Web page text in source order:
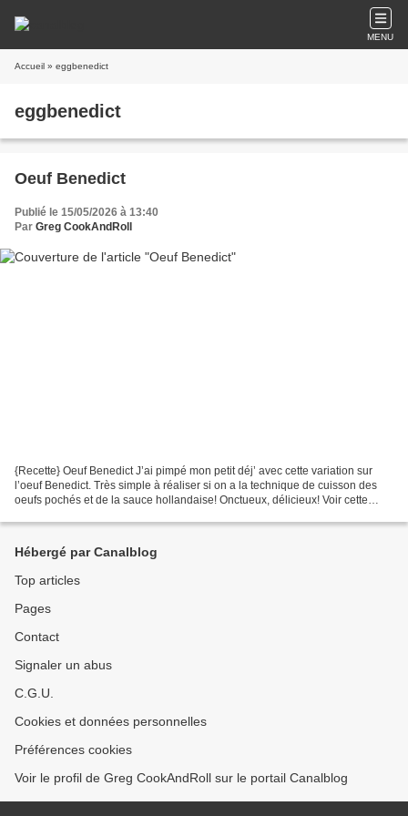
MENU
Accueil » eggbenedict
eggbenedict
Oeuf Benedict
Publié le 15/05/2026 à 13:40
Par Greg CookAndRoll
{Recette} Oeuf Benedict J’ai pimpé mon petit déj’ avec cette variation sur
l’oeuf Benedict. Très simple à réaliser si on a la technique de cuisson des
oeufs pochés et de la sauce hollandaise! Onctueux, délicieux! Voir cette
Hébergé par Canalblog
Top articles
Pages
Contact
Signaler un abus
C.G.U.
Cookies et données personnelles
Préférences cookies
Voir le profil de Greg CookAndRoll sur le portail Canalblog